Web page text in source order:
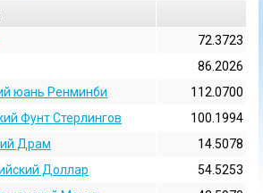
72.3723
86.2026
юань Ренминби
112.0700
Фунт Стерлингов
100.1994
Драм
14.5078
Доллар
54.5253